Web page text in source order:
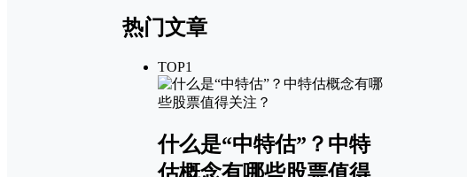
热门文章
TOP1
什么是“中特估”？中特
估概念有哪些股票值得